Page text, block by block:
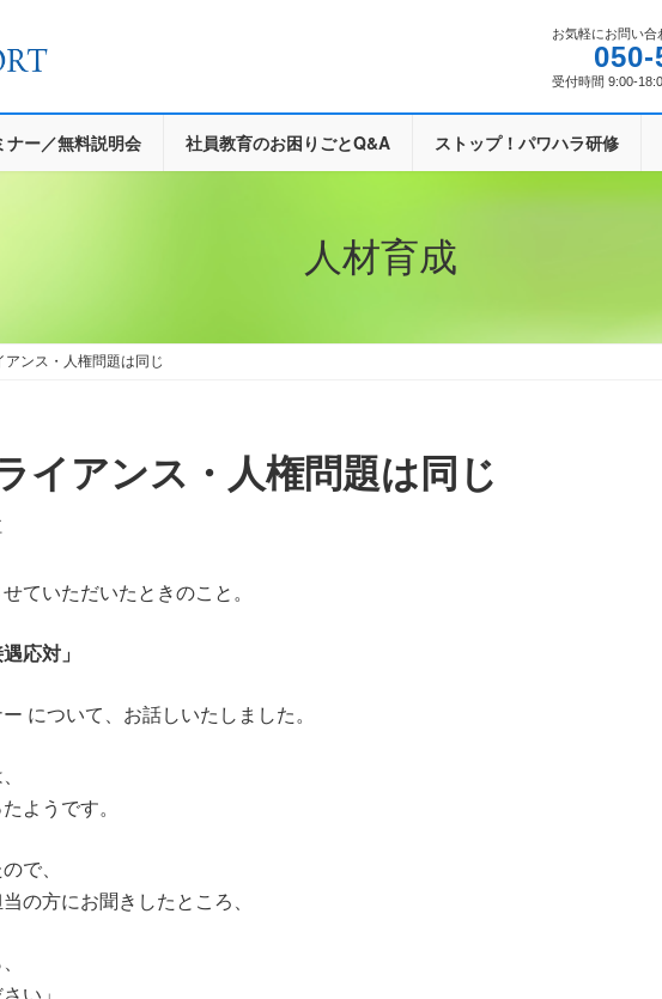
お気軽にお問い合
050-
受付時間 9:00-
ナー／無料説明会 社員教育のお困りごとQ&A ストップ！パワハラ研修
人材育成
アンス・人権問題は同じ
ライアンス・人権問題は同じ
ていただいたときのこと。
応対」
について、お話しいたしました。
ようです。
で、
の方にお聞きしたところ、